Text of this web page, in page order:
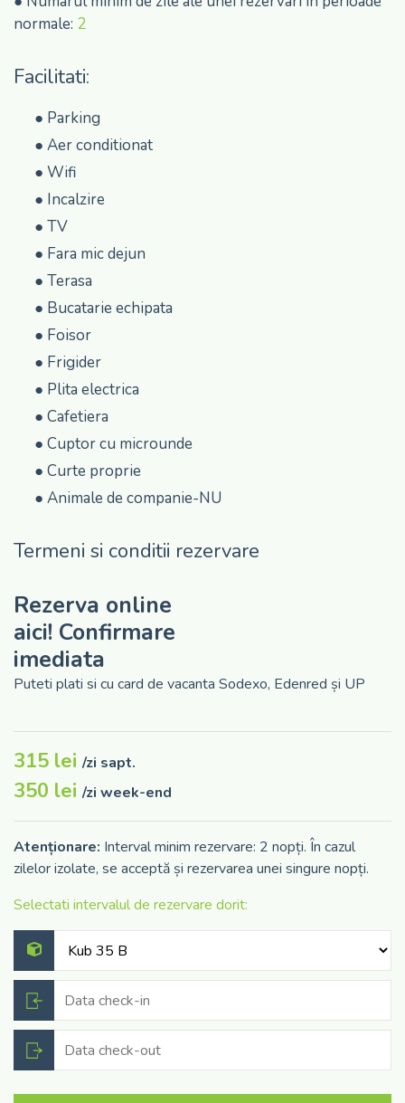
normale: 2
Facilitati:
● Parking
● Aer conditionat
● Wifi
● Incalzire
● TV
● Fara mic dejun
● Terasa
● Bucatarie echipata
● Foisor
● Frigider
● Plita electrica
● Cafetiera
● Cuptor cu microunde
● Curte proprie
● Animale de companie-NU
Termeni si conditii rezervare
● Rezervarile se fac exclusiv online, plata nu poate fi
facuta in numerar la destinatie
● Check-inul se face la ora 14.30 iar check -outul la ora
11.
● Rezervarea poate fi anulata si banii vor fi returnati
sejurului.
● Rezervarea poate fi anulata si 50% din sum ava fi
returnata ,pentru o anulare efectuata cu minimum 7
● Pentru anularile cu mai putin de 7 zile inainte de
inceperea sejurului sau pentru neprezentare suma
platita va fi integral retinuta.
Vezi mai mult
Perioade speciale
● Data de inceput: 05/Apr/2026
● Data de sfarsit: 07/Apr/2026
● Pret: 390 lei/noapte
Rezerva online
aici! Confirmare
imediata
Puteti plati si cu card de vacanta Sodexo, Edenred și UP
315 lei /zi sapt.
350 lei /zi week-end
Atenționare: Interval minim rezervare: 2 nopți. În cazul
zilelor izolate, se acceptă și rezervarea unei singure nopți.
Selectati intervalul de rezervare dorit: